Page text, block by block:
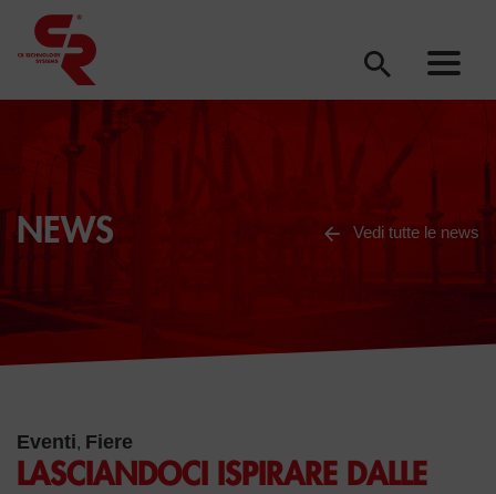
NEWS Vedi tutte le news
Eventi, Fiere
LASCIANDOCI ISPIRARE DALLE